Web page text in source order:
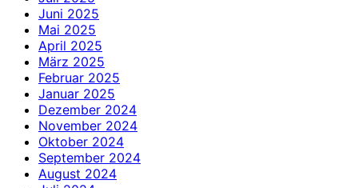
Juni 2025
Mai 2025
April 2025
März 2025
Februar 2025
Januar 2025
Dezember 2024
November 2024
Oktober 2024
September 2024
August 2024